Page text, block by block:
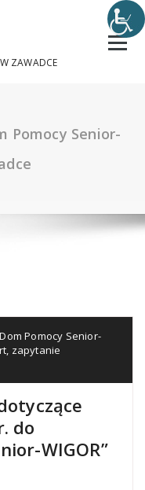
ZAWADCE
Pomocy Senior-
Pomocy Senior-
zapytanie
do
WIGOR”